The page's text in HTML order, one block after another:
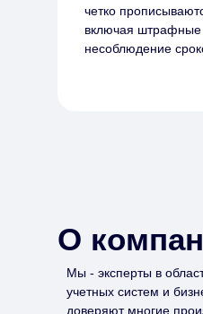
четко
включая штрафные
несоблюдение
Мы - эксперты в
учетных систем и
доверяют многие
О